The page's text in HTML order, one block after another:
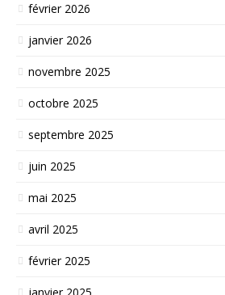
février 2026
janvier 2026
novembre 2025
octobre 2025
septembre 2025
juin 2025
mai 2025
avril 2025
février 2025